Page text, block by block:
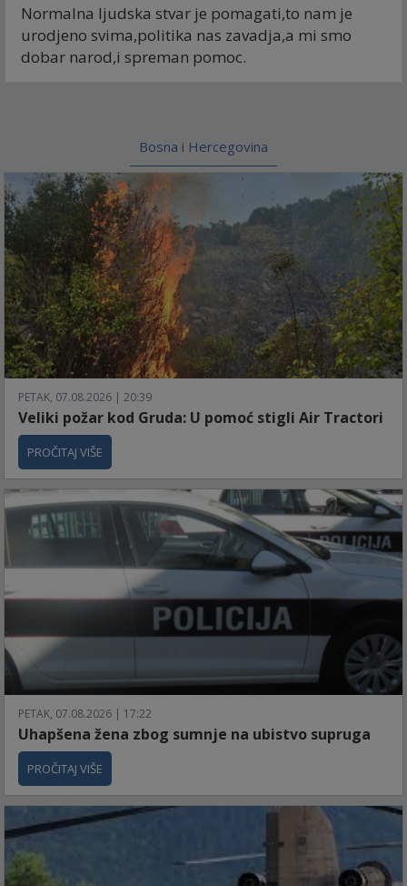
Normalna ljudska stvar je pomagati,to nam je
urodjeno svima,politika nas zavadja,a mi smo
dobar narod,i spreman pomoc.
Bosna i Hercegovina
PETAK, 07.08.2026 | 20:39
Veliki požar kod Gruda: U pomoć stigli Air Tractori
PROČITAJ VIŠE
PETAK, 07.08.2026 | 17:22
Uhapšena žena zbog sumnje na ubistvo supruga
PROČITAJ VIŠE